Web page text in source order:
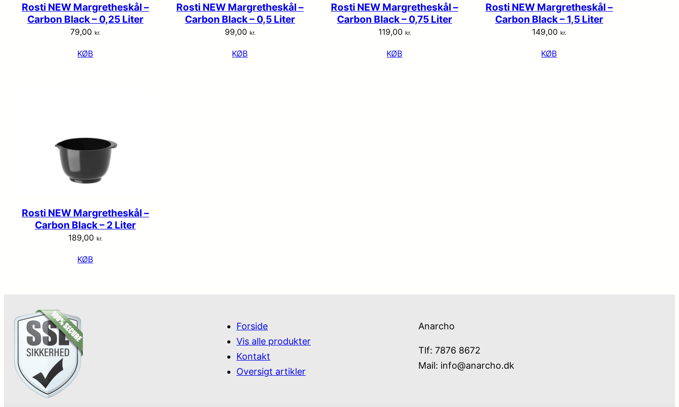
Rosti NEW Margretheskål –
Carbon Black – 0,25 Liter
79,00 kr.
KØB
Rosti NEW Margretheskål –
Carbon Black – 0,5 Liter
99,00 kr.
KØB
Rosti NEW Margretheskål –
Carbon Black – 0,75 Liter
119,00 kr.
KØB
Rosti NEW Margretheskål –
Carbon Black – 1,5 Liter
149,00 kr.
KØB
Rosti NEW Margretheskål –
Carbon Black – 2 Liter
189,00 kr.
KØB
Forside
Vis alle produkter
Kontakt
Oversigt artikler
Anarcho
Tlf: 7876 8672
Mail: info@anarcho.dk